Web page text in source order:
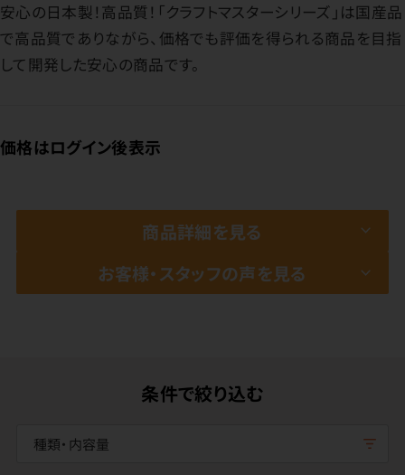
安心の日本製！高品質！「クラフトマスターシリーズ」は国産品
で高品質でありながら、価格でも評価を得られる商品を目指
して開発した安心の商品です。
価格はログイン後表示
商品詳細を見る
お客様・スタッフの声を見る
条件で絞り込む
種類・内容量